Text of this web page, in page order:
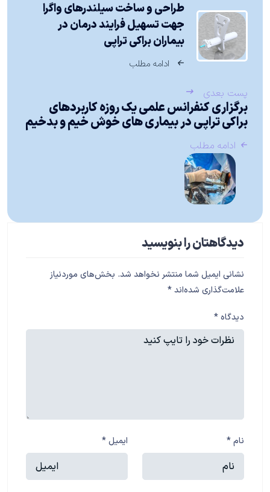
طراحی و ساخت سیلندرهای واگرا
جهت تسهیل فرایند درمان در
بیماران براکی تراپی
ادامه مطلب
پست بعدی
برگزاری کنفرانس علمی یک روزه کاربردهای
براکی تراپی در بیماری های خوش خیم و بدخیم
ادامه مطلب
دیدگاهتان را بنویسید
نشانی ایمیل شما منتشر نخواهد شد. بخش‌های موردنیاز
علامت‌گذاری شده‌اند*
دیدگاه*
نام* ایمیل*